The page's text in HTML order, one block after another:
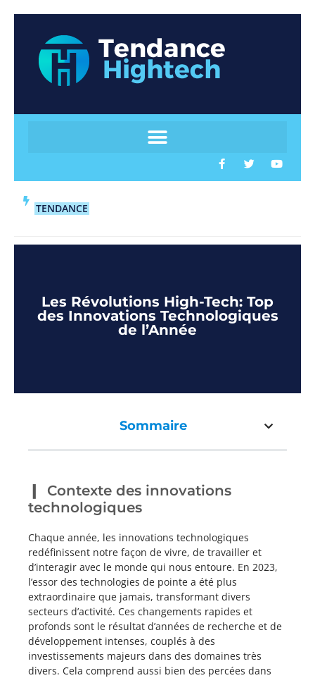
TENDANCE
Les Révolutions High-Tech: Top
des Innovations Technologiques
de l’Année
Sommaire
Contexte des innovations
technologiques
Chaque année, les innovations technologiques
redéfinissent notre façon de vivre, de travailler et
d’interagir avec le monde qui nous entoure. En 2023,
l’essor des technologies de pointe a été plus
extraordinaire que jamais, transformant divers
secteurs d’activité. Ces changements rapides et
profonds sont le résultat d’années de recherche et de
développement intenses, couplés à des
investissements majeurs dans des domaines très
divers. Cela comprend aussi bien des percées dans